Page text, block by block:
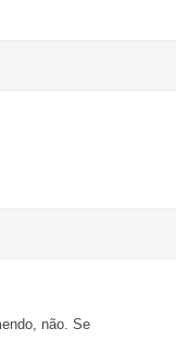
não. Se